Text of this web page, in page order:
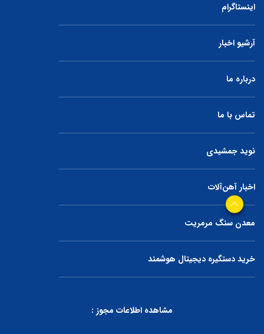
اینستاگرام
آرشیو اخبار
درباره ما
تماس با ما
نوید جمشیدی
اخبار آهن‌آلات
معدن سنگ مرمریت
خرید دستگیره دیجیتال هوشمند
مشاهده اطلاعات مجوز :